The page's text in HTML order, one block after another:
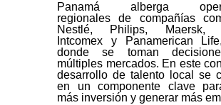
Panamá alberga
regionales de compañías
Nestlé, Philips, Maersk,
Intcomex y Panamerican
donde se toman
múltiples mercados. En este
desarrollo de talento local se
en un componente clave
más inversión y generar más